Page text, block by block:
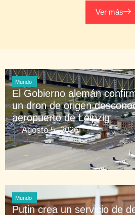
Ver más
Mundo
El Gobierno alemán
un dron de origen
aeropuerto de Leipzig
Agosto 5, 2026
Mundo
Putin crea un servicio de